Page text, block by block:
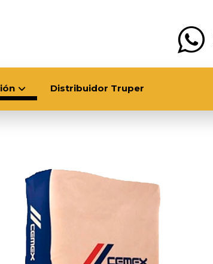
Distribuidor Truper